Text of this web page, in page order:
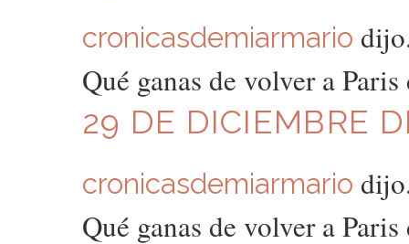
cronicasdemiarmario
Qué ganas de volver a
29 DE DICIEMBRE
cronicasdemiarmario
Qué ganas de volver a